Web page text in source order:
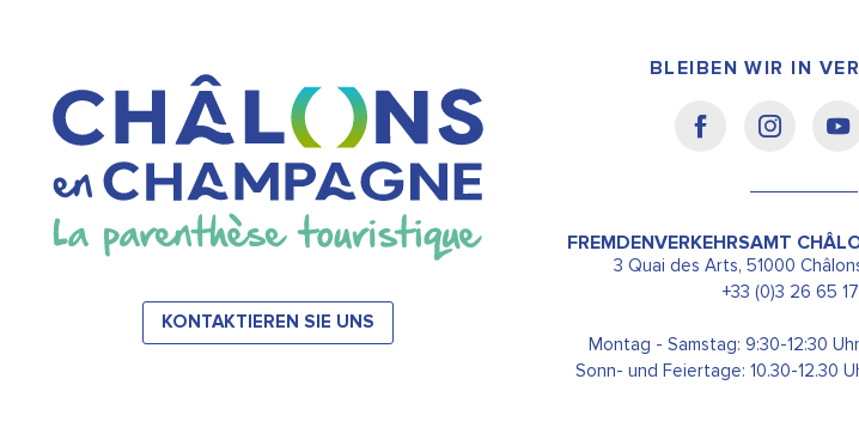
KONTAKTIEREN SIE UNS
BLEIBEN WIR IN
FREMDENVERKEHRSAMT
3 Quai des Arts, 51000
+33 (0)3 26 65
Montag - Samstag: 9:30-12:30
Sonn- und Feiertage: 10.30-12.30